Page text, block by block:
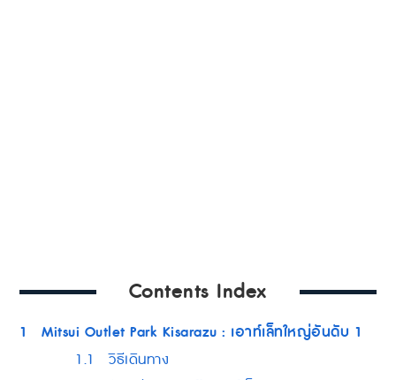
Contents Index
1 Mitsui Outlet Park Kisarazu : เอาท์เล็ทใหญ่อันดับ 1
1.1
วิธีเดินทาง